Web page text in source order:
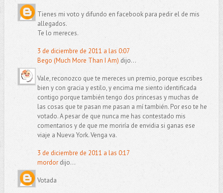
Tienes mi voto y difundo en facebook para pedir el de mis
allegados.
Te lo mereces.
3 de diciembre de 2011 a las 0:07
Bego (Much More Than I Am) dijo...
Vale, reconozco que te mereces un premio, porque escribes
bien y con gracia y estilo, y encima me siento identificada
contigo porque también tengo dos princesas y muchas de
las cosas que te pasan me pasan a mí también. Por eso te he
votado. A pesar de que nunca me has contestado mis
comentarios y de que me moriría de envidia si ganas ese
viaje a Nueva York. Venga va.
3 de diciembre de 2011 a las 0:17
mordordijo...
Votada